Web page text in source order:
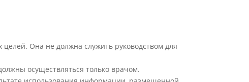
Она не должна служить руководством для
осуществляться только врачом.